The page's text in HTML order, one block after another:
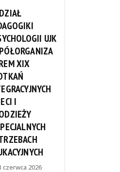
UJK
XIX
I
czerwca 2026